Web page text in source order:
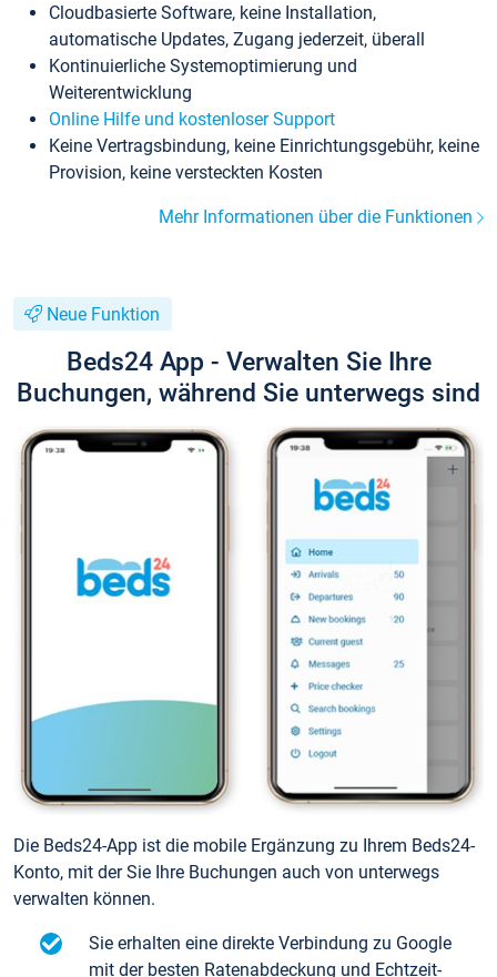
Cloudbasierte Software, keine Installation,
automatische Updates, Zugang jederzeit, überall
Kontinuierliche Systemoptimierung und
Weiterentwicklung
Online Hilfe und kostenloser Support
Keine Vertragsbindung, keine Einrichtungsgebühr, keine
Provision, keine versteckten Kosten
Mehr Informationen über die Funktionen
Neue Funktion
Beds24 App - Verwalten Sie Ihre
Buchungen, während Sie unterwegs sind
Die Beds24-App ist die mobile Ergänzung zu Ihrem Beds24-
Konto, mit der Sie Ihre Buchungen auch von unterwegs
verwalten können.
Sie erhalten eine direkte Verbindung zu Google
mit der besten Ratenabdeckung und Echtzeit-